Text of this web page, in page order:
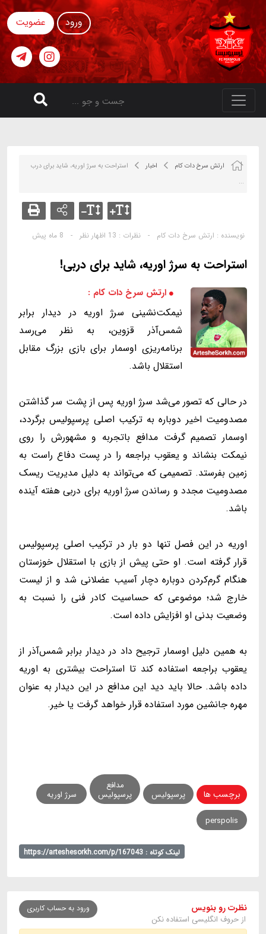
ورود عضویت
ارتش سرخ دات کام اخبار
استراحت به سرژ اوریه، شاید برای درب
...
نویسنده : ارتش سرخ دات کام - نظرات : 13 اظهار نظر - 8 ماه پیش
استراحت به سرژ اوریه، شاید برای دربی!
ارتش سرخ دات کام :
نیمکت‌نشینی سرژ اوریه در دیدار برابر
شمس‌آذر قزوین، به نظر می‌رسد
برنامه‌ریزی اوسمار برای بازی بزرگ مقابل
استقلال باشد.
در حالی که تصور می‌شد سرژ اوریه پس از پشت سر گذاشتن
مصدومیت اخیر دوباره به ترکیب اصلی پرسپولیس برگردد،
اوسمار تصمیم گرفت مدافع باتجربه و مشهورش را روی
نیمکت بنشاند و یعقوب براجعه را در پست دفاع راست به
زمین بفرستد. تصمیمی که می‌تواند به دلیل مدیریت ریسک
مصدومیت مجدد و رساندن سرژ اوریه برای دربی هفته آینده
باشد.
اوریه در این فصل تنها دو بار در ترکیب اصلی پرسپولیس
قرار گرفته است. او حتی پیش از بازی با استقلال خوزستان
هنگام گرم‌کردن دوباره دچار آسیب عضلانی شد و از لیست
خارج شد؛ موضوعی که حساسیت کادر فنی را نسبت به
وضعیت بدنی او افزایش داده است.
به همین دلیل اوسمار ترجیح داد در دیدار برابر شمس‌آذر از
یعقوب براجعه استفاده کند تا استراحت بیشتری به اوریه
داده باشد. حالا باید دید این مدافع در این دیدار به عنوان
مهره جانشین مورد استفاده قرار خواهد گرفت یا خیر.
برچسب ها پرسپولیس
مدافع
پرسپولیس سرژ اوریه
perspolis
لینک کوتاه : https://arteshesorkh.com/p/167043
نظرت رو بنویس
از حروف انگلیسی استفاده نکن
ورود به حساب کاربری